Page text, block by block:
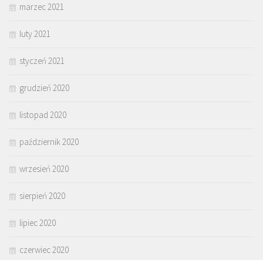
marzec 2021
luty 2021
styczeń 2021
grudzień 2020
listopad 2020
październik 2020
wrzesień 2020
sierpień 2020
lipiec 2020
czerwiec 2020